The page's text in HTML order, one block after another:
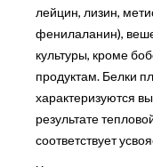
лейцин, лизин,
фенилаланин),
культуры, кроме
продуктам. Белки
характеризуются
результате
соответствует